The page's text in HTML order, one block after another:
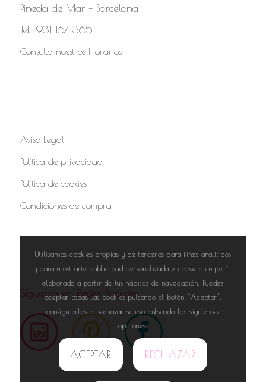
Pineda de Mar – Barcelona
Tel. 931 167 365
Consulta nuestros Horarios
Aviso Legal
Política de privacidad
Política de cookies
Condiciones de compra
Síguenos en Redes Sociales
Utilizamos cookies propias y de terceros para fines analíticos
y para mostrarte publicidad personalizada en base a un perfil
elaborado a partir de tus hábitos de navegación. Puedes
aceptar todas las cookies pulsando el botón “Aceptar”,
configurarlas o rechazar su uso pulsando las siguientes
opciones.
ACEPTAR RECHAZAR